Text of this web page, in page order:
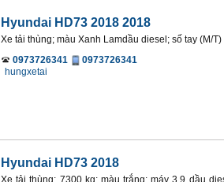
Hyundai HD73 2018 2018
Xe tải thùng; màu Xanh Lamdầu diesel; số tay (M/
0973726341
0973726341
hungxetai
Hyundai HD73 2018
Xe tải thùng; 7300 kg; màu trắng; máy 3.9 dầu